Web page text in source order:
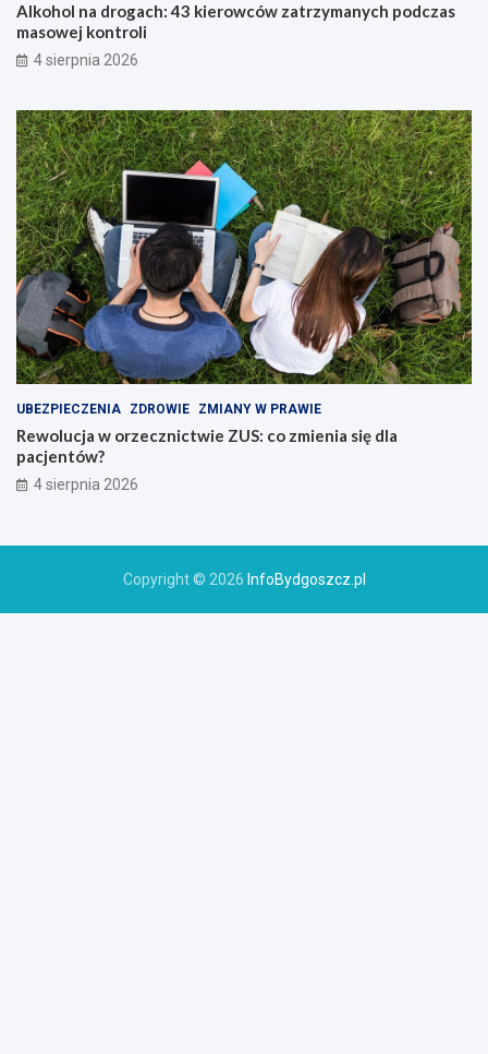
Alkohol na drogach: 43 kierowców zatrzymanych podczas
masowej kontroli
4 sierpnia 2026
UBEZPIECZENIA ZDROWIE ZMIANY W PRAWIE
Rewolucja w orzecznictwie ZUS: co zmienia się dla
pacjentów?
4 sierpnia 2026
Copyright © 2026 InfoBydgoszcz.pl